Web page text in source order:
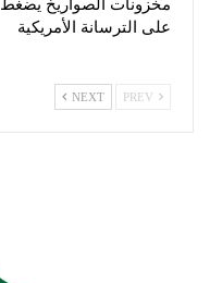
مخزونات الصواريخ يضغط
على الترسانة الأمريكية
NEXT